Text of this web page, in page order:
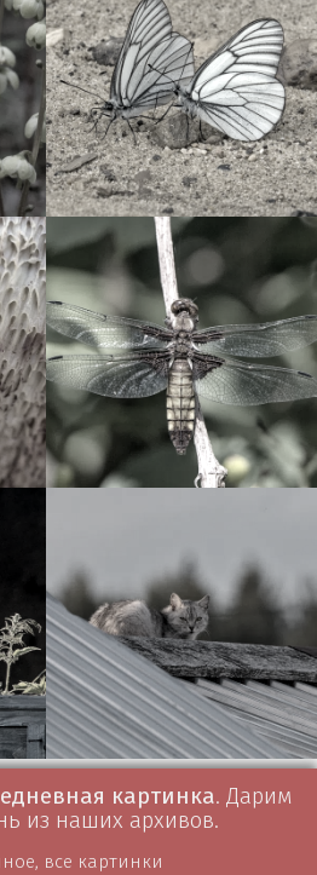
картинка. Дарим
из наших архивов.
все картинки